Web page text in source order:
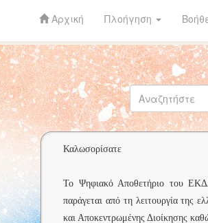
Αρχική Πλοήγηση
Καλωσορίσατε
Το Ψηφιακό Αποθετήριο του
παράγεται από τη λειτουργία της
και Αποκεντρωμένης Διοίκησης